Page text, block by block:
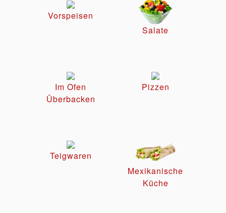
Vorspeisen
Salate
Im Ofen
Überbacken
Pizzen
Teigwaren
Mexikanische
Küche